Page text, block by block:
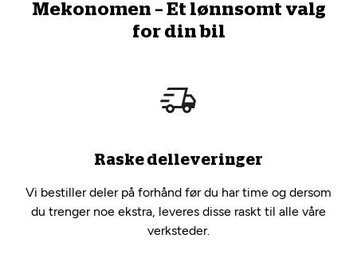
Mekonomen – Et lønnsomt valg
for din bil
Raske delleveringer
Vi bestiller deler på forhånd før du har time og dersom
du trenger noe ekstra, leveres disse raskt til alle våre
verksteder.